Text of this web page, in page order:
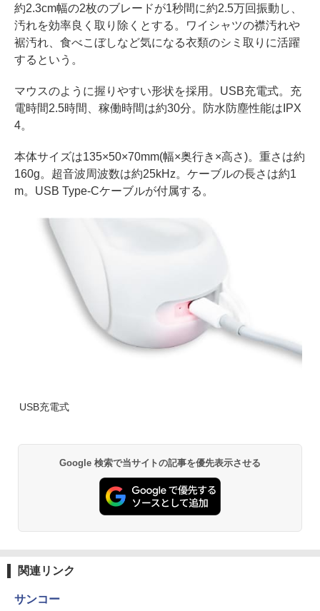
約2.3cm幅の2枚のブレードが1秒間に約2.5万回振動し、
汚れを効率良く取り除くとする。ワイシャツの襟汚れや
裾汚れ、食べこぼしなど気になる衣類のシミ取りに活躍
するという。
マウスのように握りやすい形状を採用。USB充電式。充
電時間2.5時間、稼働時間は約30分。防水防塵性能はIPX
4。
本体サイズは135×50×70mm(幅×奥行き×高さ)。重さは約
160g。超音波周波数は約25kHz。ケーブルの長さは約1
m。USB Type-Cケーブルが付属する。
USB充電式
Google 検索で当サイトの記事を優先表示させる
関連リンク
サンコー